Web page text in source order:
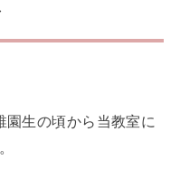
園生の頃から当教室に